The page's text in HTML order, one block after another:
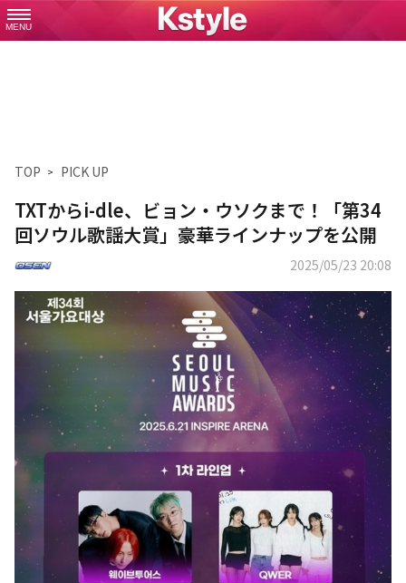
MENU
TOP PICK UP
TXTからi-dle、ビョン・ウソクまで！「第34
回ソウル歌謡大賞」豪華ラインナップを公開
2025/05/23 20:08